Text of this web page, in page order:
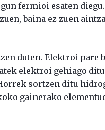
fermioi esaten
baina ez zuen
duten. Elektroi pare
elektroi gehiago
sortzen ditu
gainerako